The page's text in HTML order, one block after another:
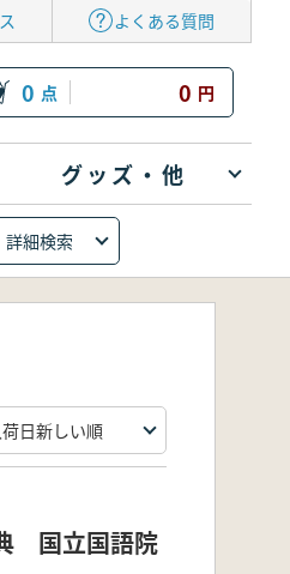
よくある質問
0 点 0 円
グッズ・他
詳細検索
典 国立国語院